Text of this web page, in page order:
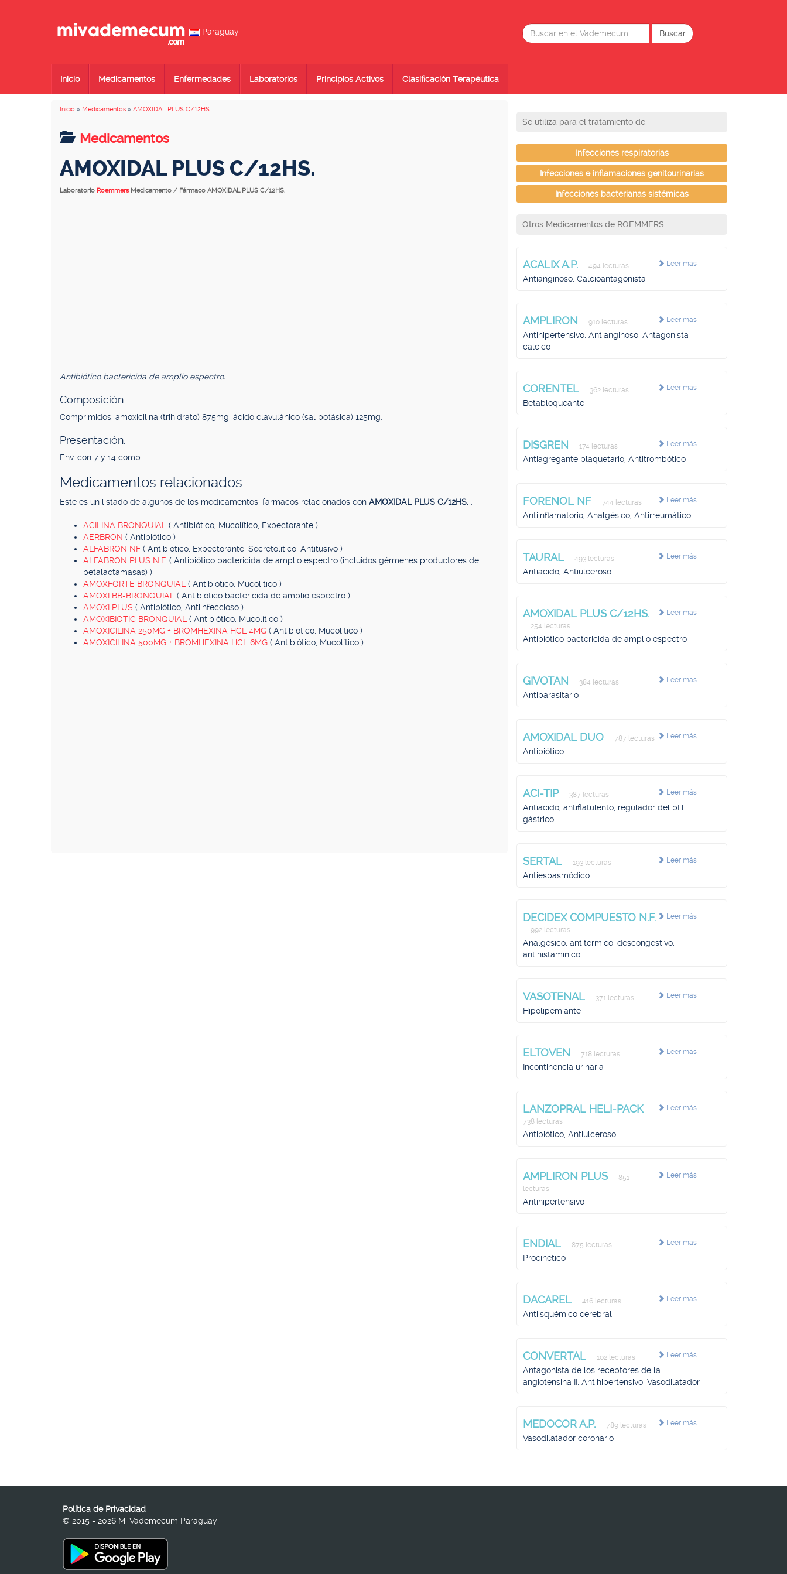
Paraguay
Inicio Medicamentos Enfermedades Laboratorios Principios Activos Clasificación Terapéutica
Inicio » Medicamentos » AMOXIDAL PLUS C/12HS.
Medicamentos
AMOXIDAL PLUS C/12HS.
Laboratorio Roemmers Medicamento / Fármaco AMOXIDAL PLUS C/12HS.
Antibiótico bactericida de amplio espectro.
Composición.
Comprimidos: amoxicilina (trihidrato) 875mg, ácido clavulánico (sal potásica) 125mg.
Presentación.
Env. con 7 y 14 comp.
Medicamentos relacionados
Este es un listado de algunos de los medicamentos, fármacos relacionados con AMOXIDAL PLUS C/12HS.
ACILINA BRONQUIAL ( Antibiótico, Mucolítico, Expectorante )
AERBRON ( Antibiótico )
ALFABRON NF ( Antibiótico, Expectorante, Secretolítico, Antitusivo )
ALFABRON PLUS N.F. ( Antibiótico bactericida de amplio espectro (incluidos gérmenes productores de
betalactamasas) )
AMOXFORTE BRONQUIAL ( Antibiótico, Mucolítico )
AMOXI BB-BRONQUIAL ( Antibiótico bactericida de amplio espectro )
AMOXI PLUS ( Antibiótico, Antiinfeccioso )
AMOXIBIOTIC BRONQUIAL ( Antibiótico, Mucolítico )
AMOXICILINA 250MG + BROMHEXINA HCL 4MG ( Antibiótico, Mucolítico )
AMOXICILINA 500MG + BROMHEXINA HCL 6MG ( Antibiótico, Mucolítico )
Se utiliza para el tratamiento de:
Infecciones respiratorias
Infecciones e inflamaciones genitourinarias
Infecciones bacterianas sistémicas
Otros Medicamentos de ROEMMERS
Leer más
ACALIX A.P. 494 lecturas
Antianginoso, Calcioantagonista
Leer más
AMPLIRON 910 lecturas
Antihipertensivo, Antianginoso, Antagonista
cálcico
Leer más
CORENTEL 362 lecturas
Betabloqueante
Leer más
DISGREN 174 lecturas
Antiagregante plaquetario, Antitrombótico
Leer más
FORENOL NF 744 lecturas
Antiinflamatorio, Analgésico, Antirreumático
Leer más
TAURAL 493 lecturas
Antiácido, Antiulceroso
Leer más
AMOXIDAL PLUS C/12HS.
254 lecturas
Antibiótico bactericida de amplio espectro
Leer más
GIVOTAN 384 lecturas
Antiparasitario
Leer más
AMOXIDAL DUO 787 lecturas
Antibiótico
Leer más
ACI-TIP 387 lecturas
Antiácido, antiflatulento, regulador del pH
gástrico
Leer más
SERTAL 193 lecturas
Antiespasmódico
Leer más
DECIDEX COMPUESTO N.F.
992 lecturas
Analgésico, antitérmico, descongestivo,
antihistamínico
Leer más
VASOTENAL 371 lecturas
Hipolipemiante
Leer más
ELTOVEN 718 lecturas
Incontinencia urinaria
Leer más
LANZOPRAL HELI-PACK
738 lecturas
Antibiótico, Antiulceroso
Leer más
AMPLIRON PLUS
851
lecturas
Antihipertensivo
Leer más
ENDIAL 875 lecturas
Procinético
Leer más
DACAREL 416 lecturas
Antiisquémico cerebral
Leer más
CONVERTAL 102 lecturas
Antagonista de los receptores de la
angiotensina II, Antihipertensivo, Vasodilatador
Leer más
MEDOCOR A.P. 789 lecturas
Vasodilatador coronario
Política de Privacidad
© 2015 - 2026 Mi Vademecum Paraguay